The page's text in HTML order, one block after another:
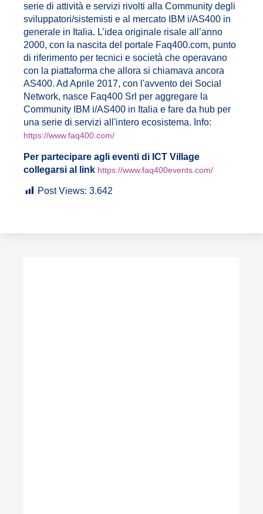
serie di attività e servizi rivolti alla Community degli
sviluppatori/sistemisti e al mercato IBM i/AS400 in
generale in Italia. L’idea originale risale all’anno
2000, con la nascita del portale Faq400.com, punto
di riferimento per tecnici e società che operavano
con la piattaforma che allora si chiamava ancora
AS400. Ad Aprile 2017, con l'avvento dei Social
Network, nasce Faq400 Srl per aggregare la
Community IBM i/AS400 in Italia e fare da hub per
una serie di servizi all'intero ecosistema. Info:
https://www.faq400.com/
Per partecipare agli eventi di ICT Village
collegarsi al link https://www.faq400events.com/
Post Views: 3.642